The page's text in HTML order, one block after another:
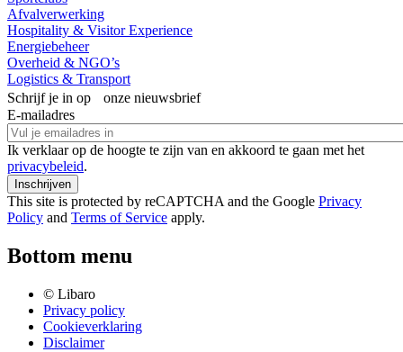
Afvalverwerking
Hospitality & Visitor Experience
Energiebeheer
Overheid & NGO’s
Logistics & Transport
Schrijf je in op onze nieuwsbrief
E-mailadres
Ik verklaar op de hoogte te zijn van en akkoord te gaan met het
privacybeleid.
This site is protected by reCAPTCHA and the Google Privacy
Policy and Terms of Service apply.
Bottom menu
© Libaro
Privacy policy
Cookieverklaring
Disclaimer